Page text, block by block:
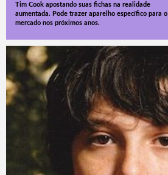
Tim Cook apostando suas fichas na realidade
aumentada. Pode trazer aparelho específico para o
mercado nos próximos anos.